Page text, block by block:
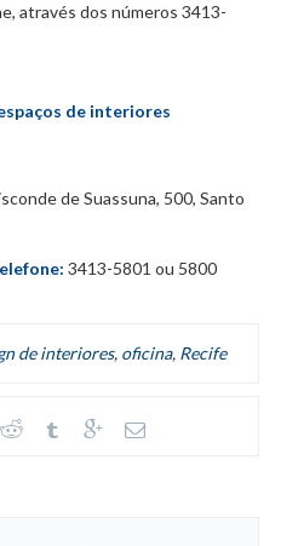
através dos números 3413-
de interiores
de Suassuna, 500, Santo
3413-5801 ou 5800
de interiores, oficina, Recife